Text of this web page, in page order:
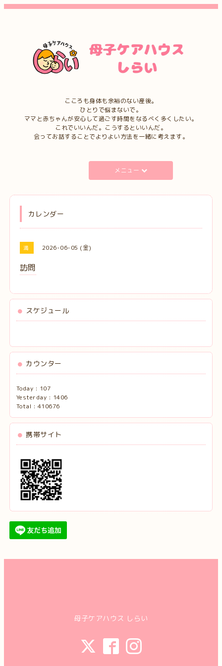
こころも身体も余裕のない産後。
ひとりで悩まないで。
ママと赤ちゃんが安心して過ごす時間をなるべく多くしたい。
これでいいんだ。こうするといいんだ。
会ってお話することでよりよい方法を一緒に考えます。
メニュー
カレンダー
満 2026-06-05 (金)
訪問
スケジュール
カウンター
Today : 107
Yesterday : 1406
Total : 410676
携帯サイト
母子ケアハウス しらい